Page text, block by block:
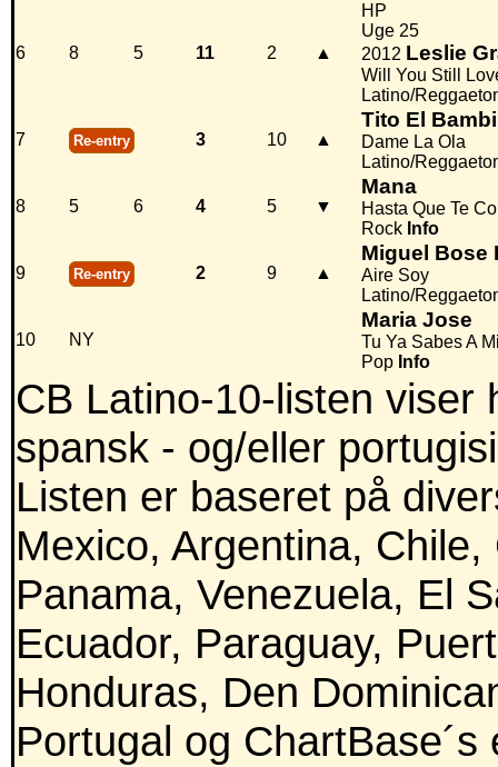
6 8 5 11 2 ▲
HP
Uge 25
2012 Leslie
Will You Still
Latino/
7 Re-entry 3 10 ▲
Tito El
Dame La Ola
Latino/
8 5 6 4 5 ▼
Mana
Hasta Que Te
Rock Info
9 Re-entry 2 9 ▲
Miguel Bose
Aire Soy
Latino/
10 NY
Maria Jose
Tu Ya Sabes A
Pop Info
CB Latino-10-listen viser
spansk - og/eller
Listen er baseret på
Mexico, Argentina,
Panama, Venezuela, El
Ecuador, Paraguay,
Honduras, Den
Portugal og ChartBase´s